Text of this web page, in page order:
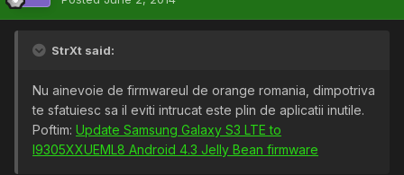
StrXt said:
Nu ainevoie de firmwareul de orange romania, dimpotriva
te sfatuiesc sa il eviti intrucat este plin de aplicatii inutile.
Poftim: Update Samsung Galaxy S3 LTE to
I9305XXUEML8 Android 4.3 Jelly Bean firmware